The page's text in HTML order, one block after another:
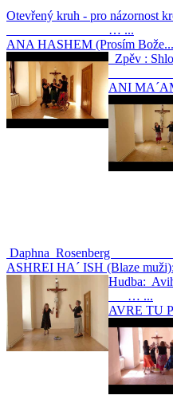
Otevřený kruh - pro názornost
… ...
ANA HASHEM (Prosím
Zpěv :
…
ANI
Daphna
ASHREI HA´ ISH (Blaze muži):
… ...
AVRE TU